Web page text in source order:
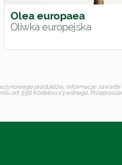
Olea europaea
Oliwka europejska
produktów, informacje
art. 556 Kodeksu cywilnego.